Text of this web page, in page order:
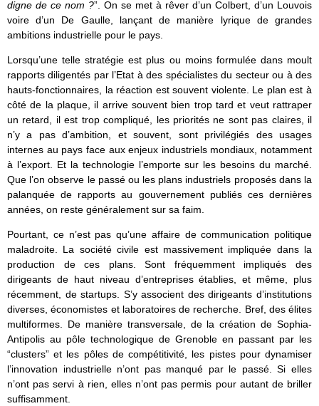
digne de ce nom ?”. On se met à rêver d’un Colbert, d’un Louvois
voire d’un De Gaulle, lançant de manière lyrique de grandes
ambitions industrielle pour le pays.
Lorsqu’une telle stratégie est plus ou moins formulée dans moult
rapports diligentés par l’Etat à des spécialistes du secteur ou à des
hauts-fonctionnaires, la réaction est souvent violente. Le plan est à
côté de la plaque, il arrive souvent bien trop tard et veut rattraper
un retard, il est trop compliqué, les priorités ne sont pas claires, il
n’y a pas d’ambition, et souvent, sont privilégiés des usages
internes au pays face aux enjeux industriels mondiaux, notamment
à l’export. Et la technologie l’emporte sur les besoins du marché.
Que l’on observe le passé ou les plans industriels proposés dans la
palanquée de rapports au gouvernement publiés ces dernières
années, on reste généralement sur sa faim.
Pourtant, ce n’est pas qu’une affaire de communication politique
maladroite. La société civile est massivement impliquée dans la
production de ces plans. Sont fréquemment impliqués des
dirigeants de haut niveau d’entreprises établies, et même, plus
récemment, de startups. S’y associent des dirigeants d’institutions
diverses, économistes et laboratoires de recherche. Bref, des élites
multiformes. De manière transversale, de la création de Sophia-
Antipolis au pôle technologique de Grenoble en passant par les
“clusters” et les pôles de compétitivité, les pistes pour dynamiser
l’innovation industrielle n’ont pas manqué par le passé. Si elles
n’ont pas servi à rien, elles n’ont pas permis pour autant de briller
suffisamment.